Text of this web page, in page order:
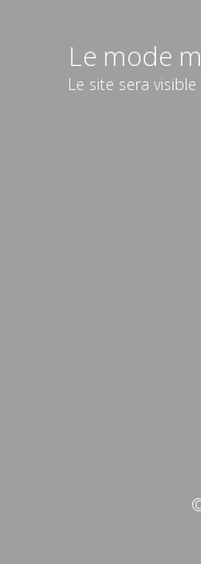
Le mode
Le site sera